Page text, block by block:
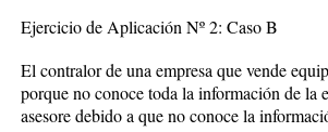
Ejercicio de Aplicación Nº 2: Caso B
El contralor de una empresa que vende
porque no conoce toda la información de la
asesore debido a que no conoce la